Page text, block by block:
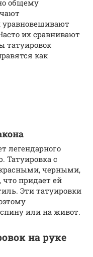
общему
уравновешивают
их сравнивают
татуировок
как
легендарного
Татуировка с
черными,
придает ей
Эти татуировки
или на живот.
на руке